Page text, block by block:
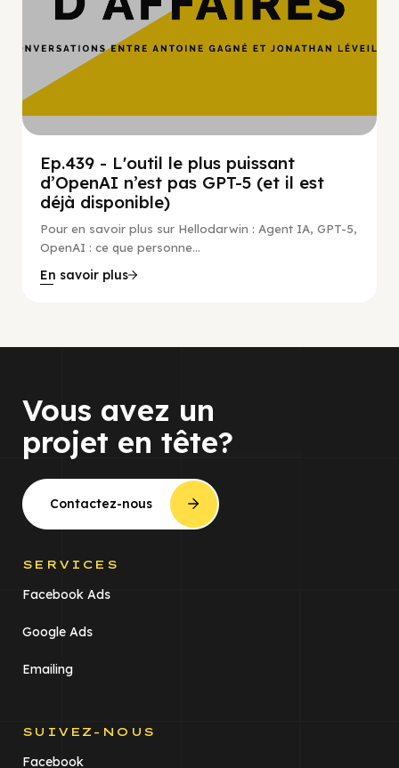
Ep.439 - L'outil le plus puissant
d’OpenAI n’est pas GPT-5 (et il est
déjà disponible)
Pour en savoir plus sur Hellodarwin : Agent IA, GPT-5,
OpenAI : ce que personne...
En savoir plus
Vous avez un
projet en tête?
Contactez-nous
SERVICES
Facebook Ads
Google Ads
Emailing
SUIVEZ-NOUS
Facebook